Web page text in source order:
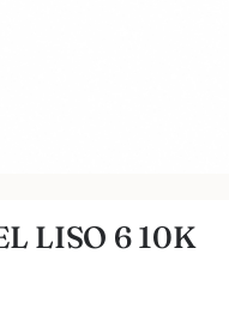
LISO 6 10K